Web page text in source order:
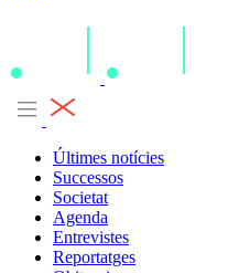
Últimes notícies
Successos
Societat
Agenda
Entrevistes
Reportatges